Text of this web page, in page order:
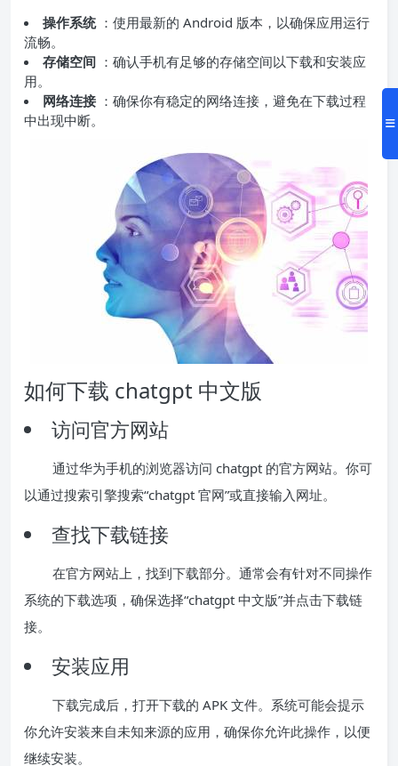
操作系统 ：使用最新的 Android 版本，以确保应用运行
流畅。
存储空间 ：确认手机有足够的存储空间以下载和安装应
用。
网络连接 ：确保你有稳定的网络连接，避免在下载过程
中出现中断。
如何下载 chatgpt 中文版
访问官方网站
通过华为手机的浏览器访问 chatgpt 的官方网站。你可
以通过搜索引擎搜索“chatgpt 官网”或直接输入网址。
查找下载链接
在官方网站上，找到下载部分。通常会有针对不同操作
系统的下载选项，确保选择“chatgpt 中文版”并点击下载链
接。
安装应用
下载完成后，打开下载的 APK 文件。系统可能会提示
你允许安装来自未知来源的应用，确保你允许此操作，以便
继续安装。